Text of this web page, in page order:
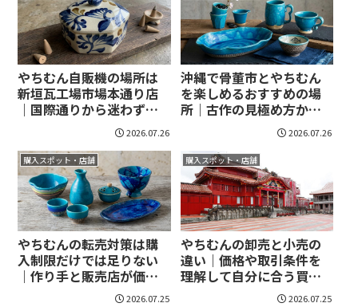
やちむん自販機の場所は
新垣瓦工場市場本通り店
｜国際通りから迷わず立
2026.07.26
沖縄で骨董市とやちむん
を楽しめるおすすめの場
所｜古作の見極め方から
持ち帰りまで迷わない！
2026.07.26
購入スポット・店舗
やちむんの転売対策は購
入制限だけでは足りない
｜作り手と販売店が価値
2026.07.25
購入スポット・店舗
やちむんの卸売と小売の
違い｜価格や取引条件を
理解して自分に合う買い
2026.07.25